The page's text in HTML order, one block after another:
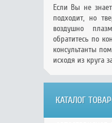
Если Вы не
подходит, но
воздушно
обратитесь по
консультанты
исходя из круга
КАТАЛОГ